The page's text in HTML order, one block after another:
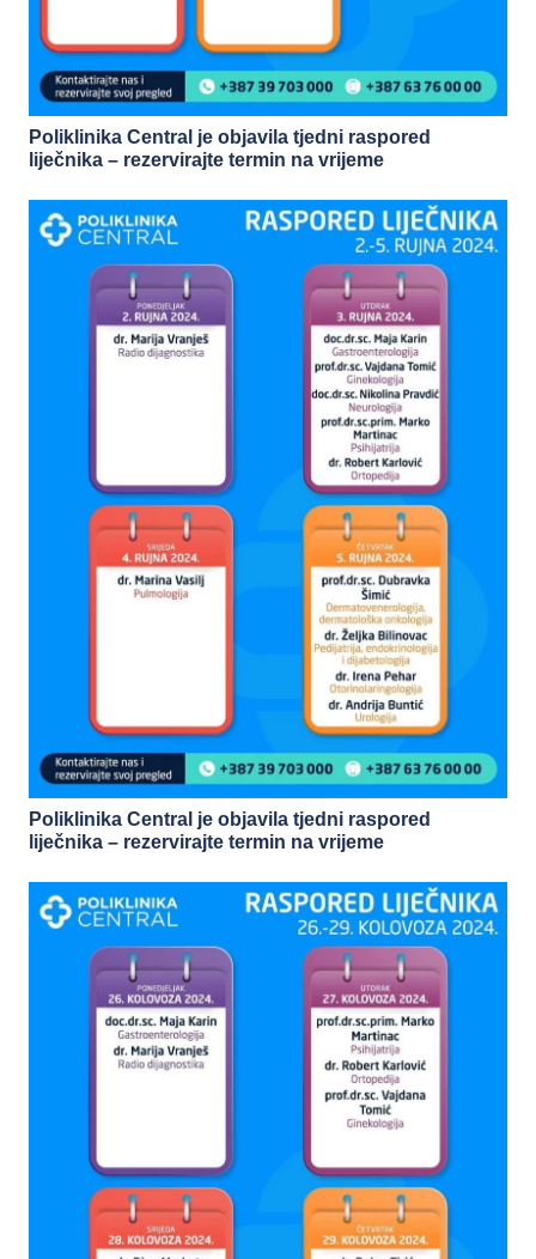
Poliklinika Central je objavila tjedni raspored
liječnika – rezervirajte termin na vrijeme
Poliklinika Central je objavila tjedni raspored
liječnika – rezervirajte termin na vrijeme